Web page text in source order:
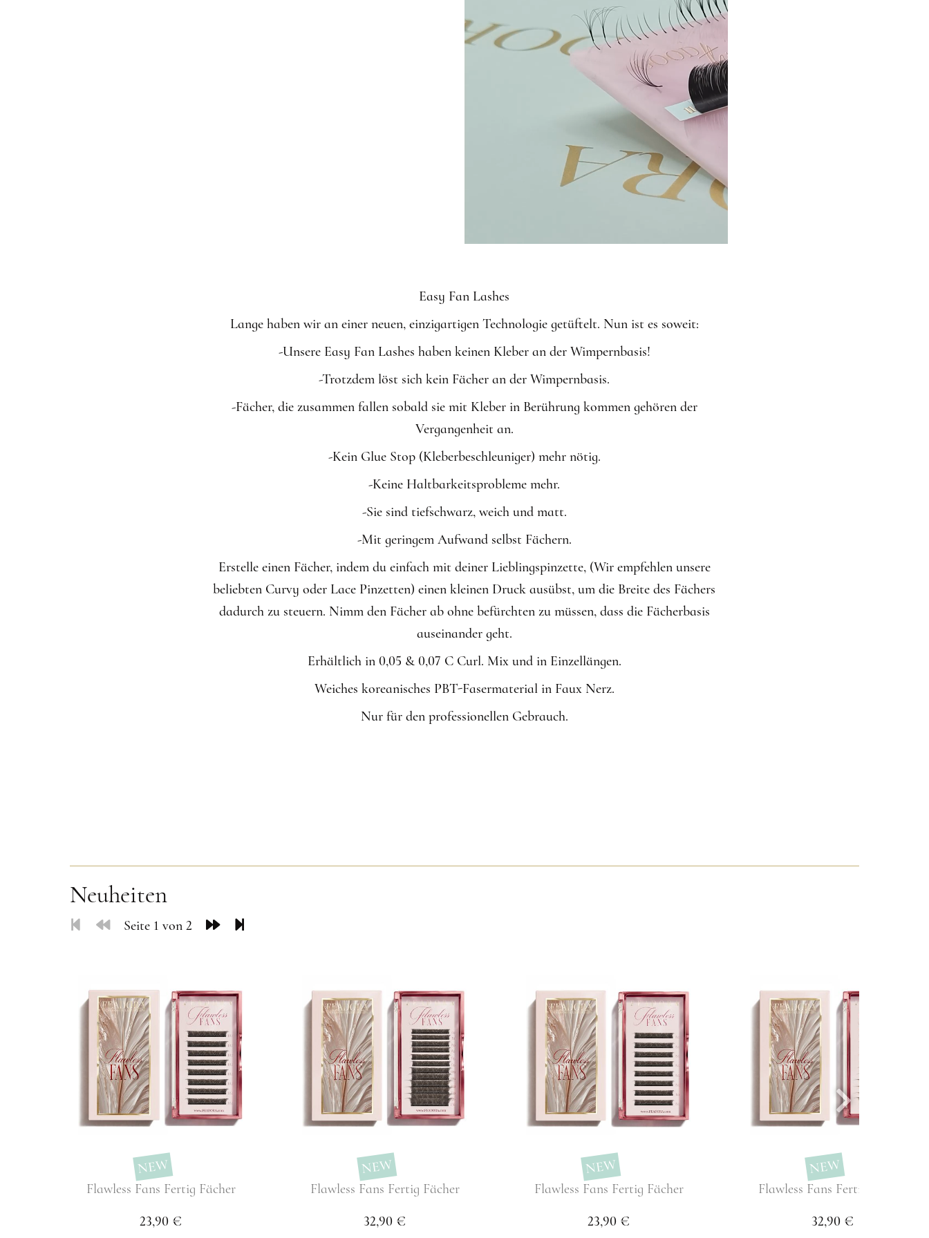
Easy Fan Lashes
Lange haben wir an einer neuen, einzigartigen Technologie getüftelt. Nun ist es soweit:
-Unsere Easy Fan Lashes haben keinen Kleber an der Wimpernbasis!
-Trotzdem löst sich kein Fächer an der Wimpernbasis.
-Fächer, die zusammen fallen sobald sie mit Kleber in Berührung kommen gehören der
Vergangenheit an.
-Kein Glue Stop (Kleberbeschleuniger) mehr nötig.
-Keine Haltbarkeitsprobleme mehr.
-Sie sind tiefschwarz, weich und matt.
-Mit geringem Aufwand selbst Fächern.
Erstelle einen Fächer, indem du einfach mit deiner Lieblingspinzette, (Wir empfehlen unsere
beliebten Curvy oder Lace Pinzetten) einen kleinen Druck ausübst, um die Breite des Fächers
dadurch zu steuern. Nimm den Fächer ab ohne befürchten zu müssen, dass die Fächerbasis
auseinander geht.
Erhältlich in 0,05 & 0,07 C Curl. Mix und in Einzellängen.
Weiches koreanisches PBT-Fasermaterial in Faux Nerz.
Nur für den professionellen Gebrauch.
Neuheiten
Seite 1 von 2
NEW
Flawless Fans Fertig Fächer
23,90 €
NEW
Flawless Fans Fertig Fächer
32,90 €
NEW
Flawless Fans Fertig Fächer
23,90 €
NEW
Flawless Fans Fertig Fächer
32,90 €